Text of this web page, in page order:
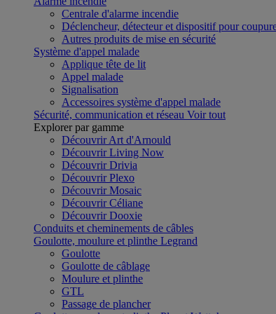
Centrale d'alarme incendie
Déclencheur, détecteur et dispositif pour
Autres produits de mise en sécurité
Système d'appel malade
Applique tête de lit
Appel malade
Signalisation
Accessoires système d'appel malade
Sécurité, communication et réseau Voir tout
Explorer par gamme
Découvrir Art d'Arnould
Découvrir Living Now
Découvrir Drivia
Découvrir Plexo
Découvrir Mosaic
Découvrir Céliane
Découvrir Dooxie
Conduits et cheminements de câbles
Goulotte, moulure et plinthe Legrand
Goulotte
Goulotte de câblage
Moulure et plinthe
GTL
Passage de plancher